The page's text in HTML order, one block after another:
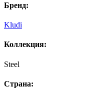
Бренд:
Kludi
Коллекция:
Steel
Страна: